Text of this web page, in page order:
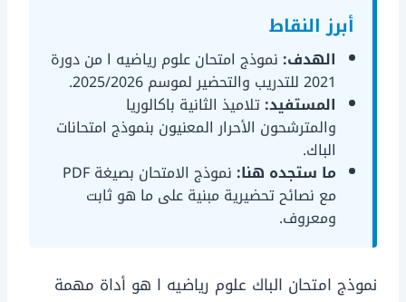
أبرز النقاط
الهدف: نموذج امتحان علوم رياضيه ا من دورة
2021 للتدريب والتحضير لموسم 2025/2026.
المستفيد:تلاميذ الثانية باكالوريا
والمترشحون الأحرار المعنيون بنموذج امتحانات
الباك.
ما ستجده هنا:
نموذج الامتحان بصيغة PDF
مع نصائح تحضيرية مبنية على ما هو ثابت
ومعروف.
نموذج امتحان الباك علوم رياضيه ا هو أداة مهمة